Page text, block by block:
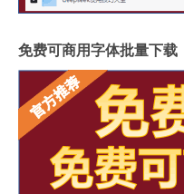
免费可商用字体批量下载